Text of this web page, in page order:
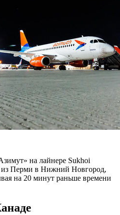
на лайнере Sukhoi
из Перми в Нижний Новгород,
на 20 минут раньше времени